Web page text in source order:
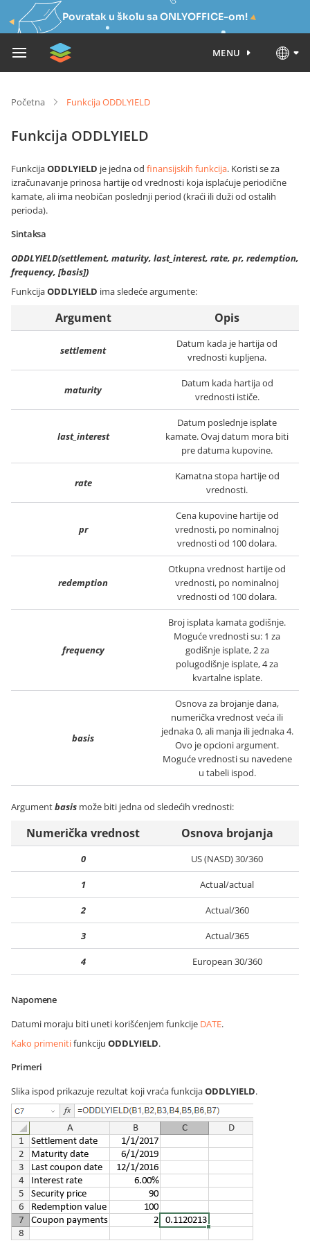
Povratak u školu sa ONLYOFFICE-om!
MENU
Početna Funkcija ODDLYIELD
Funkcija ODDLYIELD
FunkcijaODDLYIELD je jedna od finansijskih funkcija. Koristi se za
izračunavanje prinosa hartije od vrednosti koja isplaćuje periodične
kamate, ali ima neobičan poslednji period (kraći ili duži od ostalih
perioda).
Sintaksa
ODDLYIELD(settlement, maturity, last_interest, rate, pr, redemption,
frequency, [basis])
FunkcijaODDLYIELD ima sledeće argumente:
Argument Opis
settlement
Datum kada je hartija od
vrednosti kupljena.
maturity
Datum kada hartija od
vrednosti ističe.
last_interest
Datum poslednje isplate
kamate. Ovaj datum mora biti
pre datuma kupovine.
rate
Kamatna stopa hartije od
vrednosti.
pr
Cena kupovine hartije od
vrednosti, po nominalnoj
vrednosti od 100 dolara.
redemption
Otkupna vrednost hartije od
vrednosti, po nominalnoj
vrednosti od 100 dolara.
frequency
Broj isplata kamata godišnje.
Moguće vrednosti su: 1 za
godišnje isplate, 2 za
polugodišnje isplate, 4 za
kvartalne isplate.
basis
Osnova za brojanje dana,
numerička vrednost veća ili
jednaka 0, ali manja ili jednaka 4.
Ovo je opcioni argument.
Moguće vrednosti su navedene
u tabeli ispod.
Argumentbasis može biti jedna od sledećih vrednosti:
Numerička vrednost Osnova brojanja
0 US (NASD) 30/360
1 Actual/actual
2 Actual/360
3 Actual/365
4 European 30/360
Napomene
Datumi moraju biti uneti korišćenjem funkcije DATE.
Kako primenitifunkciju ODDLYIELD.
Primeri
Slika ispod prikazuje rezultat koji vraća funkcijaODDLYIELD.